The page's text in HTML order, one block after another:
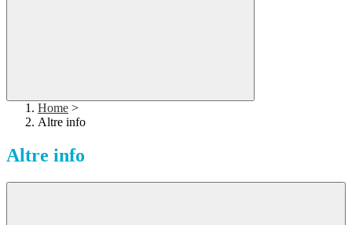
Home >
Altre info
Altre info